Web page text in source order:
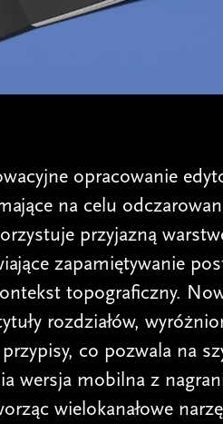
opracowanie
na celu
przyjazną
zapamiętywanie
topograficzny.
rozdziałów,
co pozwala na
wersja mobilna z
wielokanałowe